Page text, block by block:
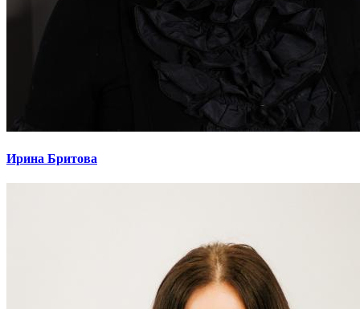
Ирина Бритова